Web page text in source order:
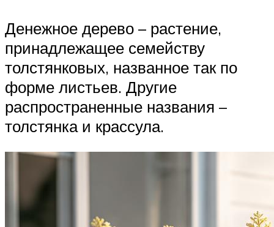
Денежное дерево – растение,
принадлежащее семейству
толстянковых, названное так по
форме листьев. Другие
распространенные названия –
толстянка и крассула.